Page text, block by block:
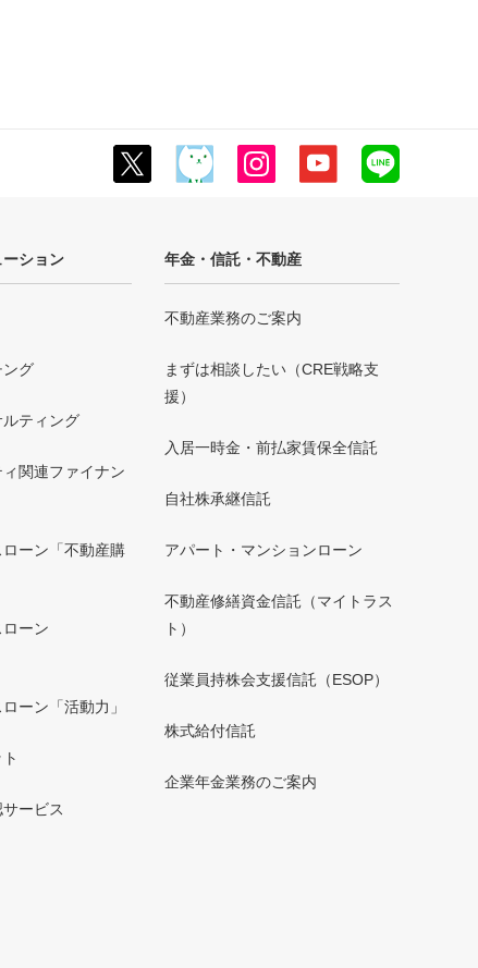
ーション
ング
ティング
関連ファイナン
ーン「不動産購
ーン
ーン「活動力」
ービス
年金・信託・不動産
不動産業務のご案内
まずは相談したい（CRE戦略支
援）
入居一時金・前払家賃保全信託
自社株承継信託
アパート・マンションローン
不動産修繕資金信託（マイトラス
ト）
従業員持株会支援信託（ESOP）
株式給付信託
企業年金業務のご案内